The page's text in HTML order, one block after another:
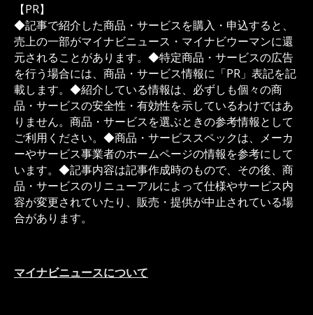
【PR】
◆記事で紹介した商品・サービスを購入・申込すると、
売上の一部がマイナビニュース・マイナビウーマンに還
元されることがあります。◆特定商品・サービスの広告
を行う場合には、商品・サービス情報に「PR」表記を記
載します。◆紹介している情報は、必ずしも個々の商
品・サービスの安全性・有効性を示しているわけではあ
りません。商品・サービスを選ぶときの参考情報として
ご利用ください。◆商品・サービススペックは、メーカ
ーやサービス事業者のホームページの情報を参考にして
います。◆記事内容は記事作成時のもので、その後、商
品・サービスのリニューアルによって仕様やサービス内
容が変更されていたり、販売・提供が中止されている場
合があります。
マイナビニュースについて